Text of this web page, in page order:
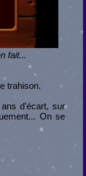
fait...
trahison.
d'écart, sur
On se